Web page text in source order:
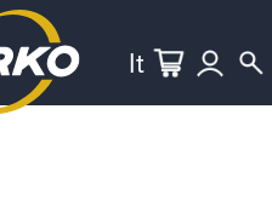
It